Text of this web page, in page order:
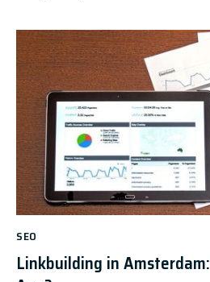
SEO
Linkbuilding in